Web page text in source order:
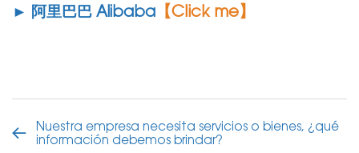
► 阿里巴巴 Alibaba 【Click me】
Nuestra empresa necesita servicios o bienes, ¿qué
información debemos brindar?